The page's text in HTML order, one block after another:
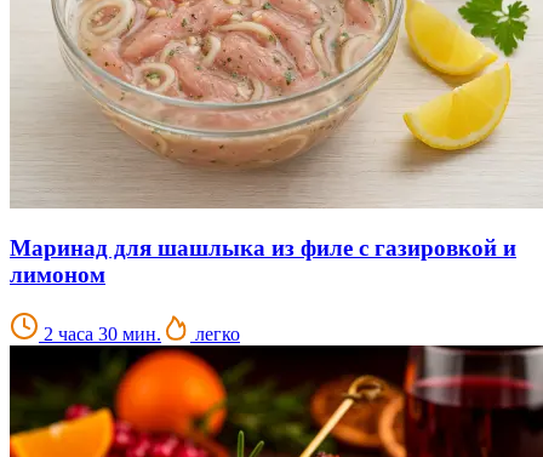
Маринад для шашлыка из филе с газировкой и
лимоном
2 часа 30 мин. легко